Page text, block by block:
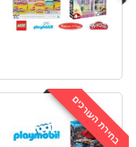
בחירת העורכים